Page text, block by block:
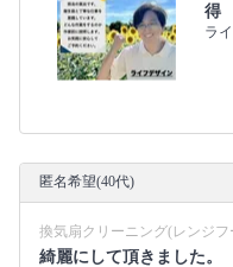
得
ラ
匿名希望(40代)
換気扇クリーニング(レンジフ
綺麗にして頂きました。